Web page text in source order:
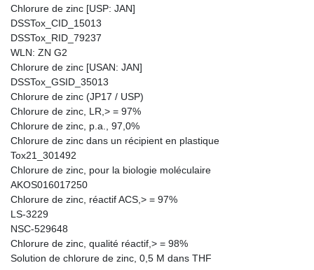
Chlorure de zinc [USP: JAN]
DSSTox_CID_15013
DSSTox_RID_79237
WLN: ZN G2
Chlorure de zinc [USAN: JAN]
DSSTox_GSID_35013
Chlorure de zinc (JP17 / USP)
Chlorure de zinc, LR,> = 97%
Chlorure de zinc, p.a., 97,0%
Chlorure de zinc dans un récipient en plastique
Tox21_301492
Chlorure de zinc, pour la biologie moléculaire
AKOS016017250
Chlorure de zinc, réactif ACS,> = 97%
LS-3229
NSC-529648
Chlorure de zinc, qualité réactif,> = 98%
Solution de chlorure de zinc, 0,5 M dans THF